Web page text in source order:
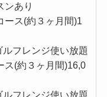
ンあり
ース(約３ヶ月間)1
フレンジ使い放題
ス(約３ヶ月間)16,0
フレンジ使い放題